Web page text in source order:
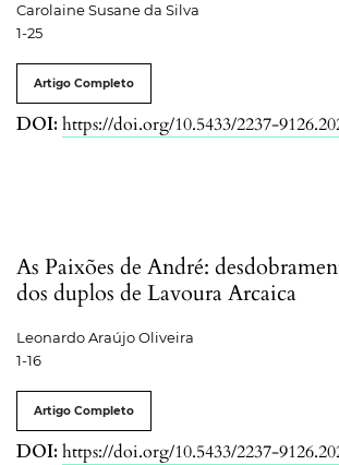
Carolaine Susane da Silva
1-25
Artigo Completo
DOI: https://doi.org/10.5433/2237-
As Paixões de André:
dos duplos de Lavoura Arcaica
Leonardo Araújo Oliveira
1-16
Artigo Completo
DOI: https://doi.org/10.5433/2237-